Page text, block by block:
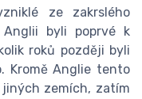
ze zakrslého
Anglii byli poprvé k
roků později byli
Kromě Anglie tento
zemích, zatím